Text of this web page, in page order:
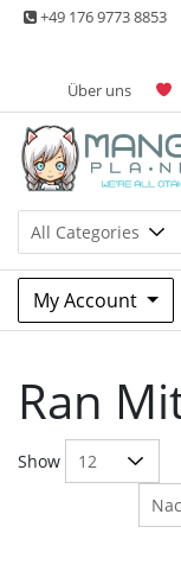
Skip +49 176 9773 8853
Über uns
Manga
Split Part Online
My Account
Ran
Show